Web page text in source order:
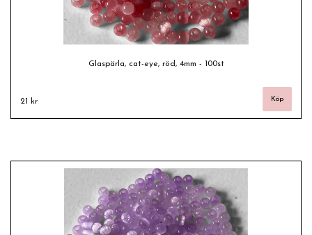
Glaspärla, cat-eye, röd, 4mm - 100st
21 kr